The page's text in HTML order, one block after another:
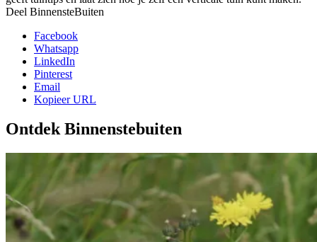
Deel BinnensteBuiten
Facebook
Whatsapp
LinkedIn
Pinterest
Email
Kopieer URL
Ontdek Binnenstebuiten